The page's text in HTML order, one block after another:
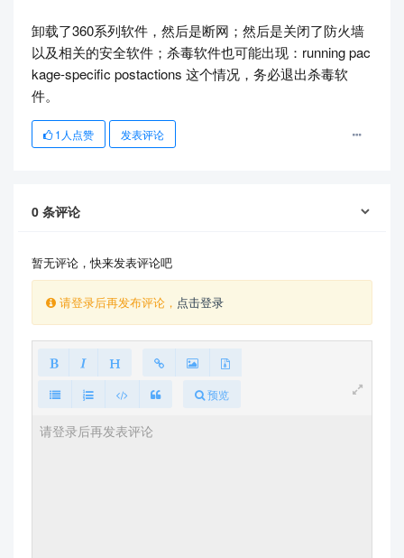
卸载了360系列软件，然后是断网；然后是关闭了防火墙
以及相关的安全软件；杀毒软件也可能出现：running pac
kage-specific postactions 这个情况，务必退出杀毒软
件。
1 人点赞 发表评论
0 条评论
暂无评论，快来发表评论吧
请登录后再发布评论， 点击登录
预览